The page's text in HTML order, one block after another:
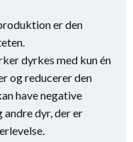
er den
dyrkes med kun én
og reducerer den
have negative
dyr, der er